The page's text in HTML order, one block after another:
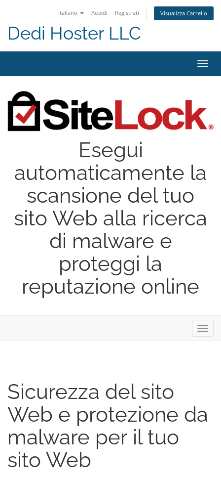
Italiano Accedi Registrati Visualizza Carrello
Dedi Hoster LLC
Attiva
Esegui
automaticamente la
scansione del tuo
sito Web alla ricerca
di malware e
proteggi la
reputazione online
Attiva
Sicurezza del sito
Web e protezione da
malware per il tuo
sito Web